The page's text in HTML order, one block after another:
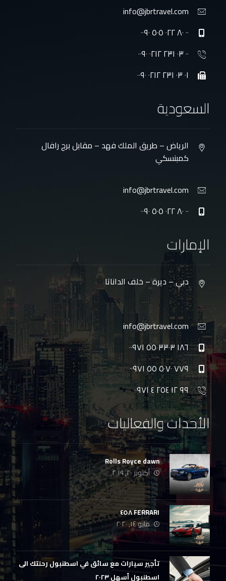
info@jbrtravel.com
٠٠ ٨٠ ٠٢٢ ٥٠٥ ٠٠٩٠
٠٠ ٠٣ ٢٣١ ٠٢١٢ ٠٠٩٠
٠١ ٠٣ ٢٣١ ٠٢١٢ ٠٠٩٠
السعودية
الرياض – طريق الملك فهد – مقابل برج رافال
كمبنسكي
info@jbrtravel.com
٠٠ ٨٠ ٠٢٢ ٥٠٥ ٠٠٩٠
الإمارات
دبي – ديرة – خلف الداناتا
info@jbrtravel.com
١٨٦ ٣٣٠٣ ٥٥ ٠٠٩٧١
٧٧٩ ٥٠٧٠ ٥٥ ٠٠٩٧١
٩٩ ١٢ ٢٥٤ ٤ ٠٠٩٧١
الأحداث والفعاليات
Rolls Royce dawn
أكتوبر ٢٠, ٢٠١٩
FERRARI ٤٥٨
مايو ١٤, ٢٠٢٠
تأجير سيارات مع سائق في اسطنبول رحلتك الى
اسطنبول أسهل ٢٠٢٣